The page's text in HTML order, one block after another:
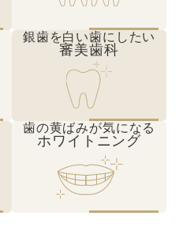
銀歯を白い歯にしたい
審美歯科
歯の黄ばみが気になる
ホワイトニング